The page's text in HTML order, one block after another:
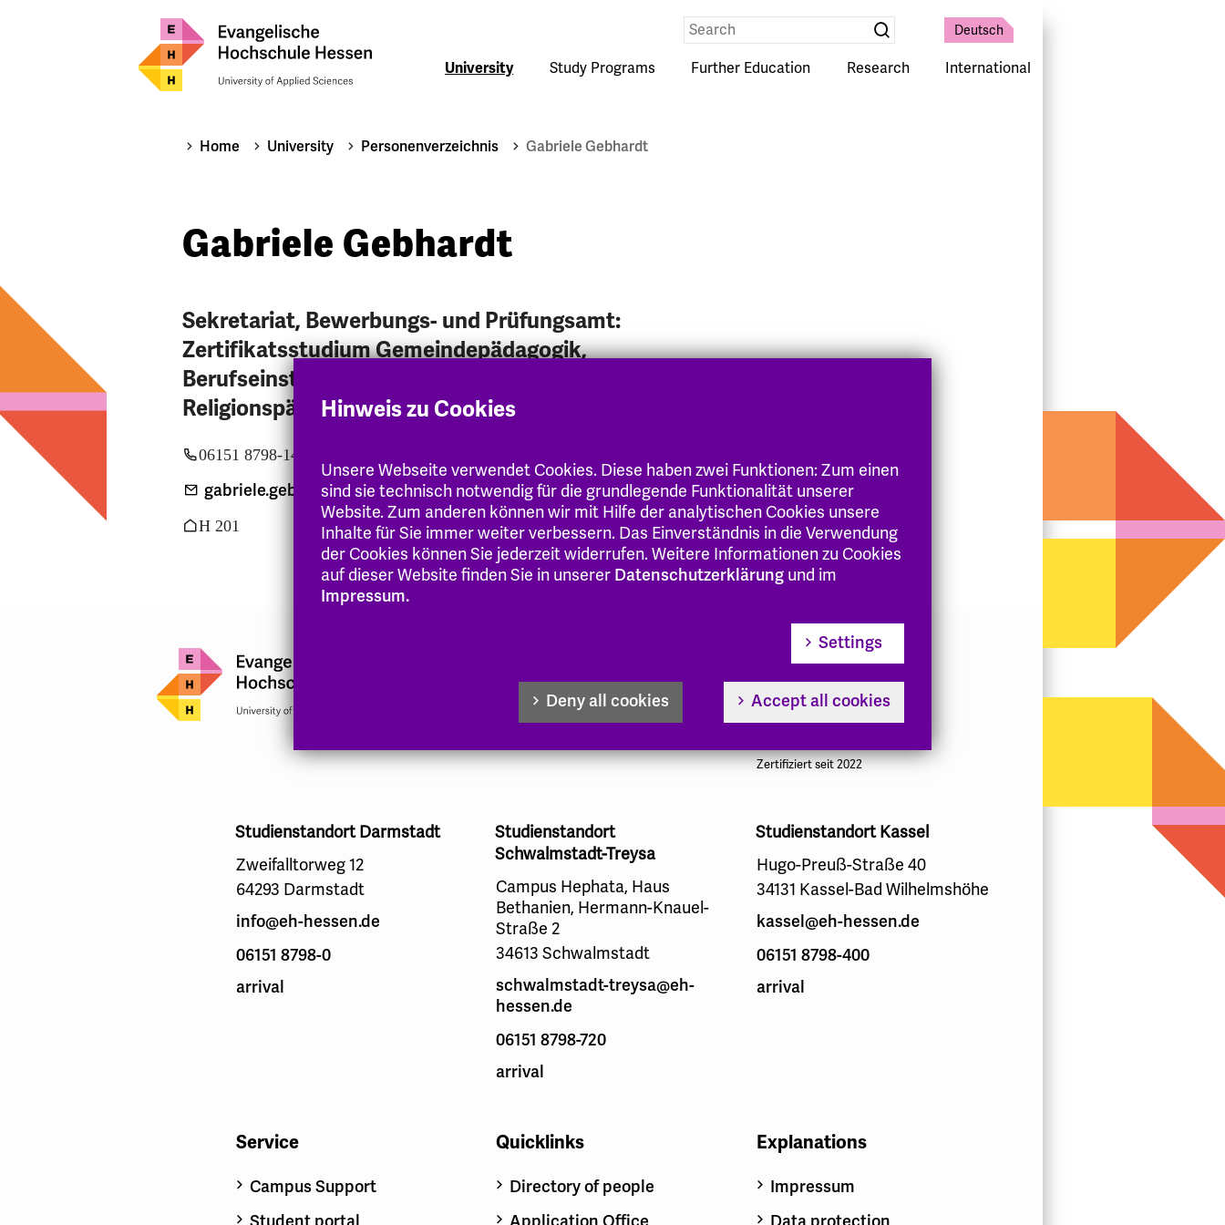
Eingabe
Suche
Suche
Deutsch
University Study Programs Further Education Research International
Home University Personenverzeichnis Gabriele Gebhardt
Gabriele Gebhardt
Sekretariat, Bewerbungs- und Prüfungsamt:
Zertifikatsstudium Gemeindepädagogik,
Berufseinstiegsbegleitung der EKHN (Modul 16),
Religionspädagogik M.A.
06151 8798-147
gabriele.gebhardt@eh-hessen.de
H 201
Instagram
Youtube
Zertifiziert seit 2022
Studienstandort Darmstadt
Zweifalltorweg 12
64293 Darmstadt
info@eh-hessen.de
06151 8798-0
arrival
Studienstandort
Schwalmstadt-Treysa
Campus Hephata, Haus
Bethanien, Hermann-Knauel-
Straße 2
34613 Schwalmstadt
schwalmstadt-treysa@eh-
hessen.de
06151 8798-720
arrival
Studienstandort Kassel
Hugo-Preuß-Straße 40
34131 Kassel-Bad Wilhelmshöhe
kassel@eh-hessen.de
06151 8798-400
arrival
Service
Campus Support
Quicklinks
Directory of people
Explanations
Impressum
Hinweis zu Cookies
Unsere Webseite verwendet Cookies. Diese haben zwei Funktionen: Zum einen
sind sie technisch notwendig für die grundlegende Funktionalität unserer
Website. Zum anderen können wir mit Hilfe der analytischen Cookies unsere
Inhalte für Sie immer weiter verbessern. Das Einverständnis in die Verwendung
der Cookies können Sie jederzeit widerrufen. Weitere Informationen zu Cookies
auf dieser Website finden Sie in unserer Datenschutzerklärung und im
Impressum.
Settings
Deny all cookies Accept all cookies